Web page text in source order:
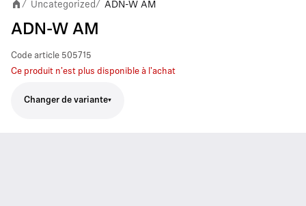
/ Uncategorized/ ADN-W AM
ADN-W AM
Code article 505715
Ce produit n'est plus disponible à l'achat
Changer de variante